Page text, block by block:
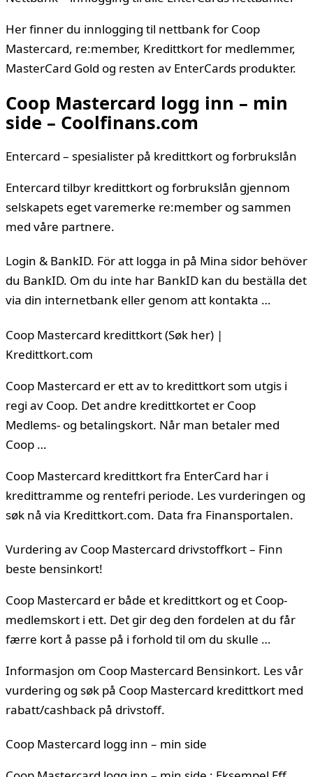
Her finner du innlogging til nettbank for Coop
Mastercard, re:member, Kredittkort for medlemmer,
MasterCard Gold og resten av EnterCards produkter.
Coop Mastercard logg inn – min
side – Coolfinans.com
Entercard – spesialister på kredittkort og forbrukslån
Entercard tilbyr kredittkort og forbrukslån gjennom
selskapets eget varemerke re:member og sammen
med våre partnere.
Login & BankID. För att logga in på Mina sidor behöver
du BankID. Om du inte har BankID kan du beställa det
via din internetbank eller genom att kontakta …
Coop Mastercard kredittkort (Søk her) |
Kredittkort.com
Coop Mastercard er ett av to kredittkort som utgis i
regi av Coop. Det andre kredittkortet er Coop
Medlems- og betalingskort. Når man betaler med
Coop …
Coop Mastercard kredittkort fra EnterCard har i
kredittramme og rentefri periode. Les vurderingen og
søk nå via Kredittkort.com. Data fra Finansportalen.
Vurdering av Coop Mastercard drivstoffkort – Finn
beste bensinkort!
Coop Mastercard er både et kredittkort og et Coop-
medlemskort i ett. Det gir deg den fordelen at du får
færre kort å passe på i forhold til om du skulle …
Informasjon om Coop Mastercard Bensinkort. Les vår
vurdering og søk på Coop Mastercard kredittkort med
rabatt/cashback på drivstoff.
Coop Mastercard logg inn – min side